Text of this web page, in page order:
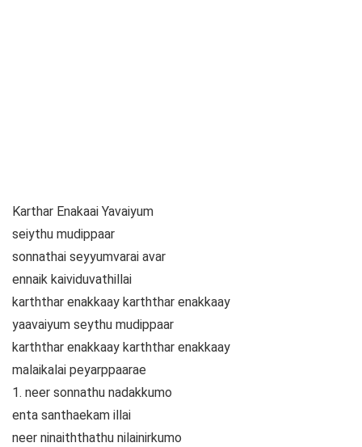
Karthar Enakaai Yavaiyum
seiythu mudippaar
sonnathai seyyumvarai avar
ennaik kaividuvathillai
karththar enakkaay karththar enakkaay
yaavaiyum seythu mudippaar
karththar enakkaay karththar enakkaay
malaikalai peyarppaarae
1. neer sonnathu nadakkumo
enta santhaekam illai
neer ninaiththathu nilainirkumo